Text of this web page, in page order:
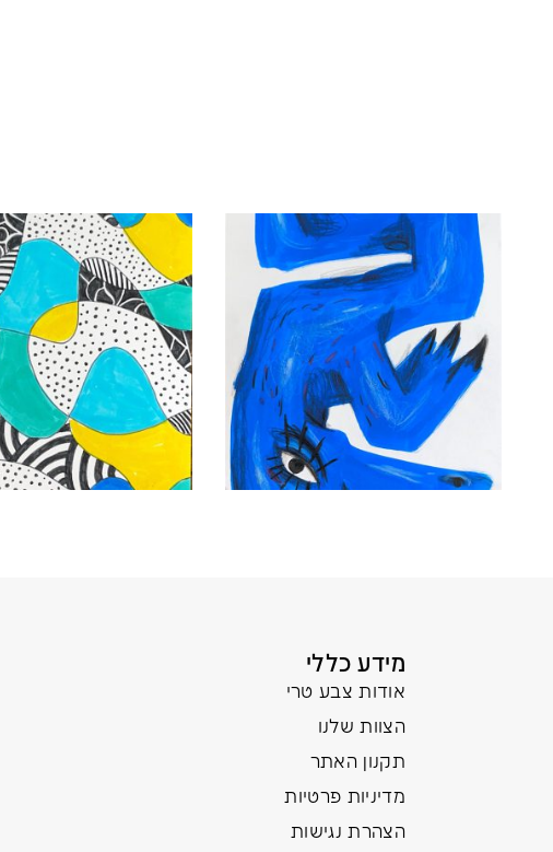
מידע כללי
אודות צבע טרי
הצוות שלנו
תקנון האתר
מדיניות פרטיות
הצהרת נגישות